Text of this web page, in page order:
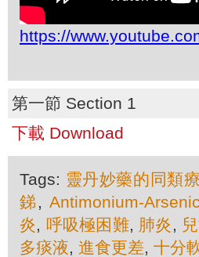
https://
第一節 Section 1
下載 Download
Tags: 靈丹妙藥的同類
銻 , Antimonium-
炎, 呼吸極困難, 肺炎 ,
多痰液, 進食更差, 十分